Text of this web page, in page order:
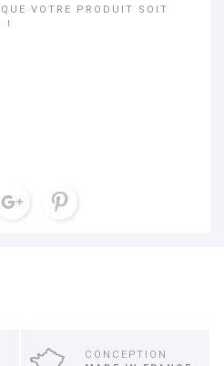
VOTRE PRODUIT SOIT
!
CONCEPTION